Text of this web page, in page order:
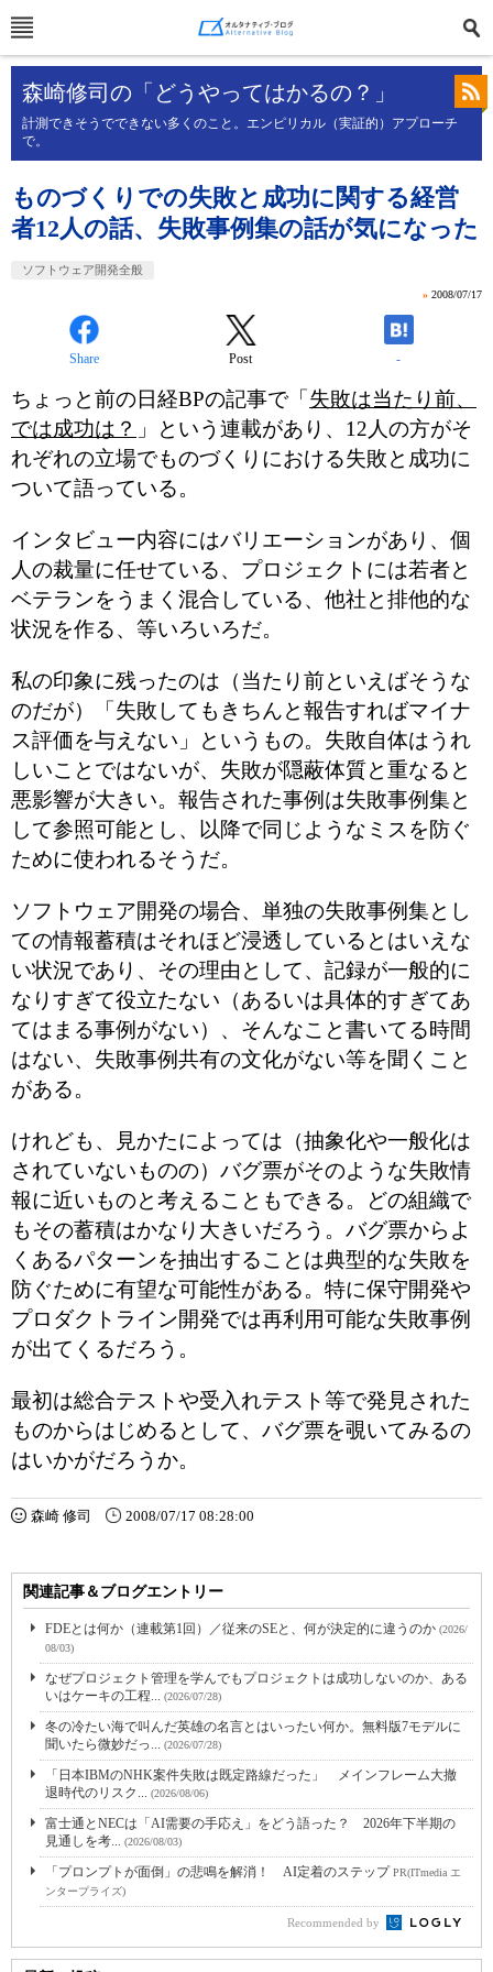
森崎修司の「どうやってはかるの？」
計測できそうでできない多くのこと。エンピリカル（実証的）アプローチ
で。
ものづくりでの失敗と成功に関する経営
者12人の話、失敗事例集の話が気になった
ソフトウェア開発全般
» 2008/07/17
Share Post -
ちょっと前の日経BPの記事で「 失敗は当たり前、
では成功は？ 」という連載があり、12人の方がそ
れぞれの立場でものづくりにおける失敗と成功に
ついて語っている。
インタビュー内容にはバリエーションがあり、個
人の裁量に任せている、プロジェクトには若者と
ベテランをうまく混合している、他社と排他的な
状況を作る、等いろいろだ。
私の印象に残ったのは（当たり前といえばそうな
のだが）「失敗してもきちんと報告すればマイナ
ス評価を与えない」というもの。失敗自体はうれ
しいことではないが、失敗が隠蔽体質と重なると
悪影響が大きい。報告された事例は失敗事例集と
して参照可能とし、以降で同じようなミスを防ぐ
ために使われるそうだ。
ソフトウェア開発の場合、単独の失敗事例集とし
ての情報蓄積はそれほど浸透しているとはいえな
い状況であり、その理由として、記録が一般的に
なりすぎて役立たない（あるいは具体的すぎてあ
てはまる事例がない）、そんなこと書いてる時間
はない、失敗事例共有の文化がない等を聞くこと
がある。
けれども、見かたによっては（抽象化や一般化は
されていないものの）バグ票がそのような失敗情
報に近いものと考えることもできる。どの組織で
もその蓄積はかなり大きいだろう。バグ票からよ
くあるパターンを抽出することは典型的な失敗を
防ぐために有望な可能性がある。特に保守開発や
プロダクトライン開発では再利用可能な失敗事例
が出てくるだろう。
最初は総合テストや受入れテスト等で発見された
ものからはじめるとして、バグ票を覗いてみるの
はいかがだろうか。
森崎 修司 2008/07/17 08:28:00
関連記事＆ブログエントリー
FDEとは何か（連載第1回）／従来のSEと、何が決定的に違うのか (2026/
08/03)
なぜプロジェクト管理を学んでもプロジェクトは成功しないのか、ある
いはケーキの工程... (2026/07/28)
冬の冷たい海で叫んだ英雄の名言とはいったい何か。無料版7モデルに
聞いたら微妙だっ... (2026/07/28)
「日本IBMのNHK案件失敗は既定路線だった」 メインフレーム大撤
退時代のリスク... (2026/08/06)
富士通とNECは「AI需要の手応え」をどう語った？ 2026年下半期の
見通しを考... (2026/08/03)
「プロンプトが面倒」の悲鳴を解消！ AI定着のステップPR(ITmedia エ
ンタープライズ)
Recommended by